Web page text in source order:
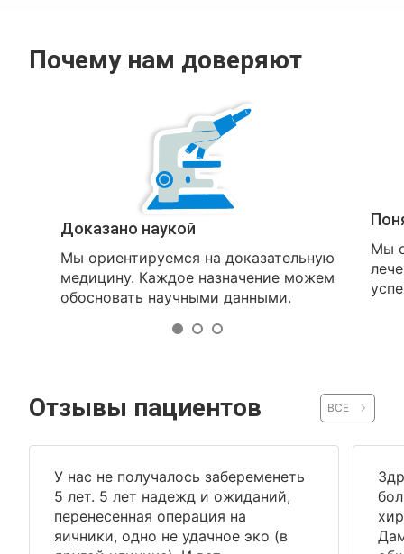
Почему нам доверяют
Доказано наукой
Мы ориентируемся на доказательную
медицину. Каждое назначение можем
обосновать научными данными.
Мы
Отзывы пациентов ВСЕ
У нас не получалось забеременеть
5 лет. 5 лет надежд и ожиданий,
перенесенная операция на
яичники, одно не удачное эко (в